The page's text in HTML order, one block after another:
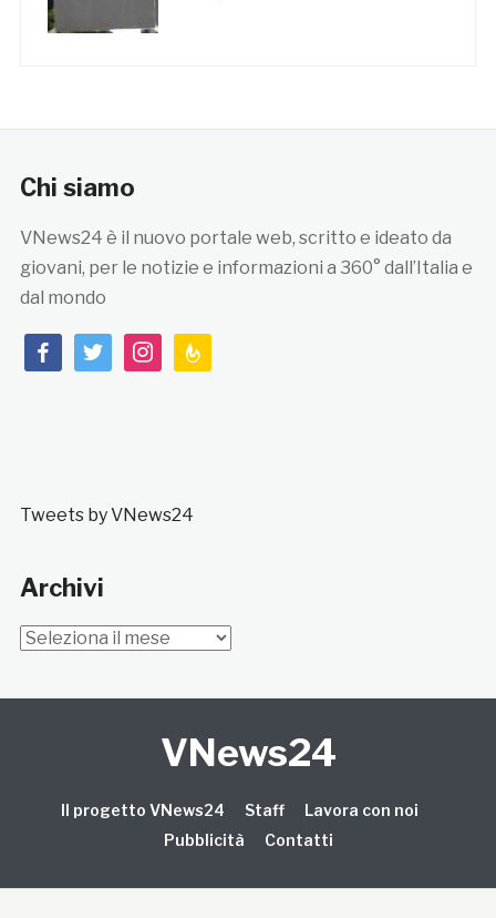
Chi siamo
VNews24 è il nuovo portale web, scritto e ideato da
giovani, per le notizie e informazioni a 360° dall’Italia e
dal mondo
facebooktwitterinstagramfeedburner
Tweets by VNews24
Archivi
Archivi
VNews24
Il progetto VNews24 Staff
Lavora con noi
Pubblicità
Contatti